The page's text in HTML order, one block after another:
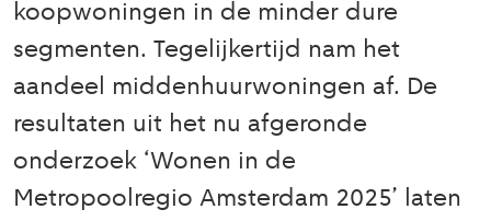
koopwoningen in de minder dure
segmenten. Tegelijkertijd nam het
aandeel middenhuurwoningen af. De
resultaten uit het nu afgeronde
onderzoek ‘Wonen in de
Metropoolregio Amsterdam 2025’ laten